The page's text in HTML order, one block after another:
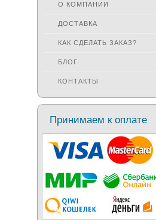
О КОМПАНИИ
ДОСТАВКА
КАК СДЕЛАТЬ ЗАКАЗ?
БЛОГ
КОНТАКТЫ
Принимаем к оплате